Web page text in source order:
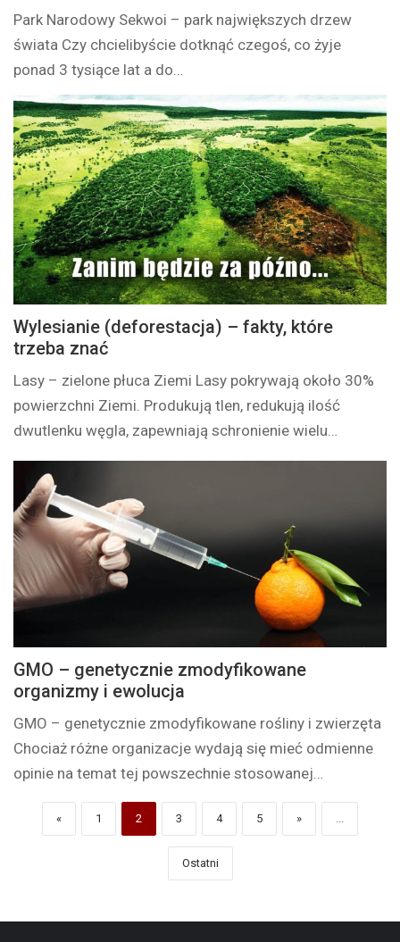
Park Narodowy Sekwoi – park największych drzew
świata Czy chcielibyście dotknąć czegoś, co żyje
ponad 3 tysiące lat a do…
Wylesianie (deforestacja) – fakty, które
trzeba znać
Lasy – zielone płuca Ziemi Lasy pokrywają około 30%
powierzchni Ziemi. Produkują tlen, redukują ilość
dwutlenku węgla, zapewniają schronienie wielu…
GMO – genetycznie zmodyfikowane
organizmy i ewolucja
GMO – genetycznie zmodyfikowane rośliny i zwierzęta
Chociaż różne organizacje wydają się mieć odmienne
opinie na temat tej powszechnie stosowanej…
« 1 2 3 4 5 »
Ostatni